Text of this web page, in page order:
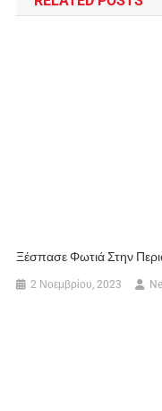
Ξέσπασε Φωτιά Στην
2 Νοεμβρίου, 2023